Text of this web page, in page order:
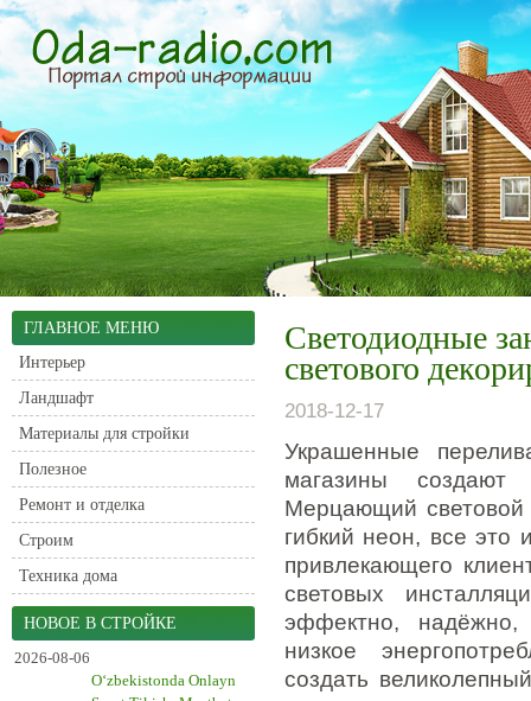
ГЛАВНОЕ МЕНЮ
Интерьер
Ландшафт
Материалы для стройки
Полезное
Ремонт и отделка
Строим
Техника дома
НОВОЕ В СТРОЙКЕ
2026-08-06
O‘zbekistonda Onlayn
Светодиодные
светового
2018-12-17
Украшенные
магазины
Мерцающий световой
гибкий неон, все это
привлекающего
световых
эффектно, надёжно,
низкое
создать